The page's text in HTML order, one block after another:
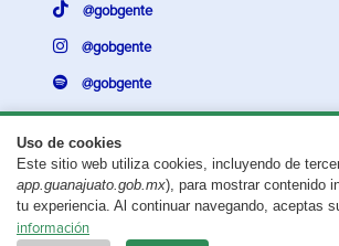
Uso de cookies
Este sitio web utiliza cookies, incluyendo de
app.guanajuato.gob.mx), para mostrar contenido
tu experiencia. Al continuar navegando, aceptas
información
@gobgente
@gobgente
@gobgente
¿Existe algún problema con esta página?
Aviso legal